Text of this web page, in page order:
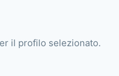
il profilo selezionato.